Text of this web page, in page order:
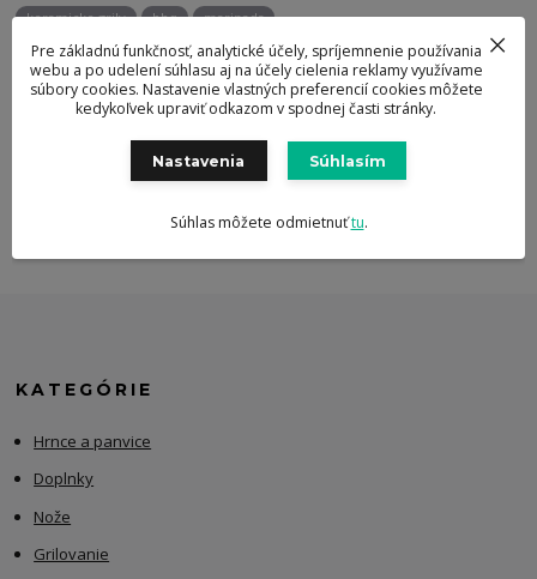
keramicke grily
bbq marinada
Potrebujete poradiť?
KATEGÓRIE
Hrnce a panvice
Doplnky
Nože
Grilovanie
Pre základnú funkčnosť, analytické účely, spríjemnenie používania
webu a po udelení súhlasu aj na účely cielenia reklamy využívame
súbory cookies. Nastavenie vlastných preferencií cookies môžete
kedykoľvek upraviť odkazom v spodnej časti stránky.
Nastavenia Súhlasím
Súhlas môžete odmietnuťtu.